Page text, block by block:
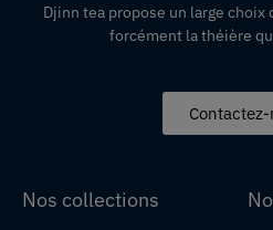
Djinn tea propose un large choix
forcément la théière
Nos collections